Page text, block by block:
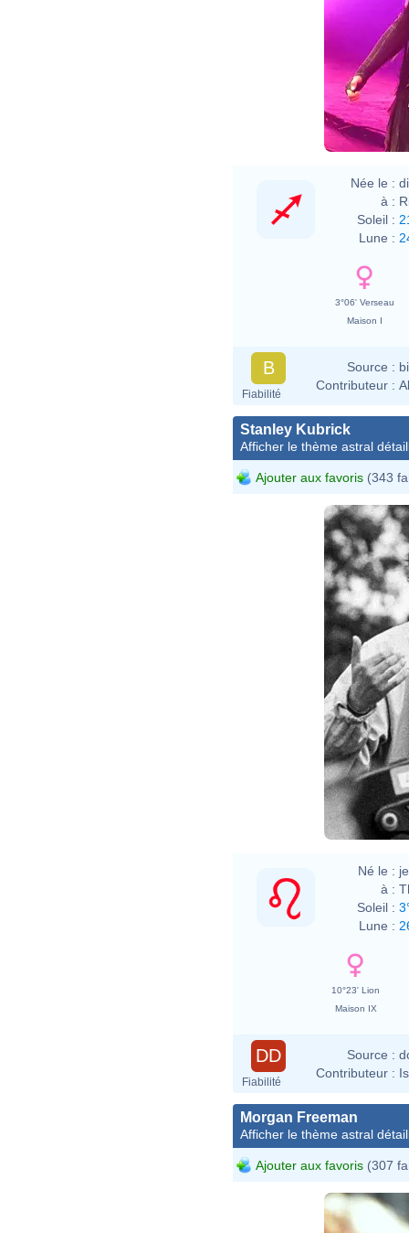
Née le :
à :
Soleil :
Lune :
3°06' Verseau
Maison I
B
Fiabilité
Source :
Contributeur :
Stanley Kubrick
Afficher le thème astral
Ajouter aux favoris (343
Né le :
à :
Soleil :
Lune :
10°23' Lion
Maison IX
DD
Fiabilité
Source :
Contributeur :
Morgan Freeman
Afficher le thème astral
Ajouter aux favoris (307